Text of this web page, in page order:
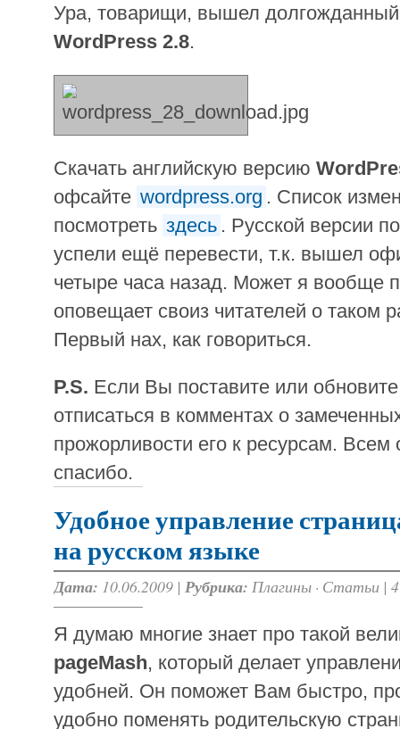
Ура, товарищи, вышел
WordPress 2.8.
Скачать английскую версию
офсайте wordpress.org . Список
посмотреть здесь . Русской версии
успели ещё перевести, т.к. вышел
четыре часа назад. Может я вообще
оповещает своиз читателей о таком
Первый нах, как говориться.
P.S. Если Вы поставите или обновите
отписаться в комментах о
прожорливости его к ресурсам.
спасибо.
Удобное управление
на русском языке
Дата: 10.06.2009 | Рубрика: Плагины · Статьи |
Я думаю многие знает про такой
pageMash, который делает
удобней. Он поможет Вам быстро,
удобно поменять родительскую